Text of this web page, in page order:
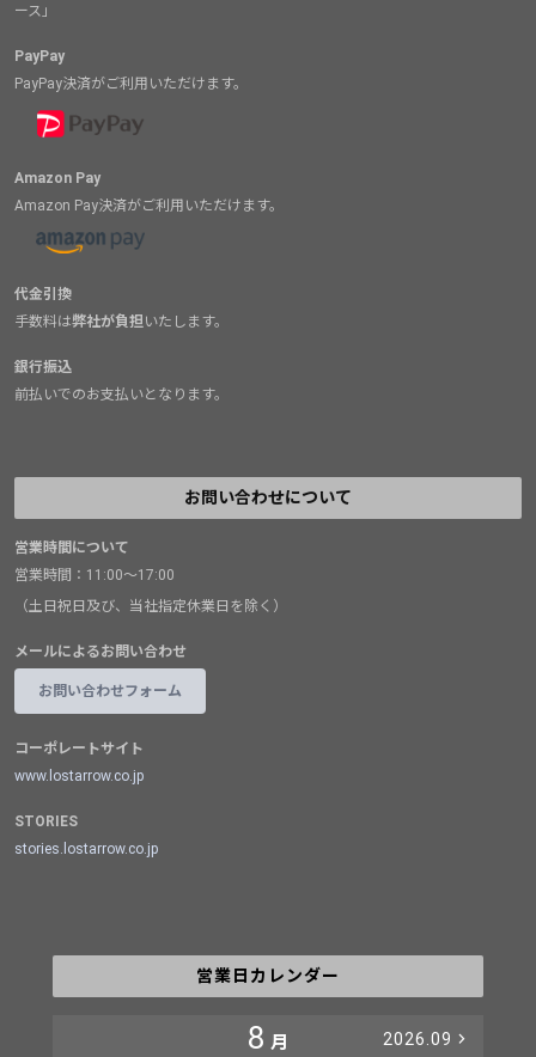
ース」
PayPay
PayPay決済がご利用いただけます。
Amazon Pay
Amazon Pay決済がご利用いただけます。
代金引換
手数料は弊社が負担いたします。
銀行振込
前払いでのお支払いとなります。
お問い合わせについて
営業時間について
営業時間：11:00～17:00
（土日祝日及び、当社指定休業日を除く）
メールによるお問い合わせ
お問い合わせフォーム
コーポレートサイト
www.lostarrow.co.jp
STORIES
stories.lostarrow.co.jp
営業日カレンダー
8 月 2026.09